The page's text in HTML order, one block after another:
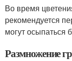
Во время
рекомендуется
могут осыпаться
Размножение